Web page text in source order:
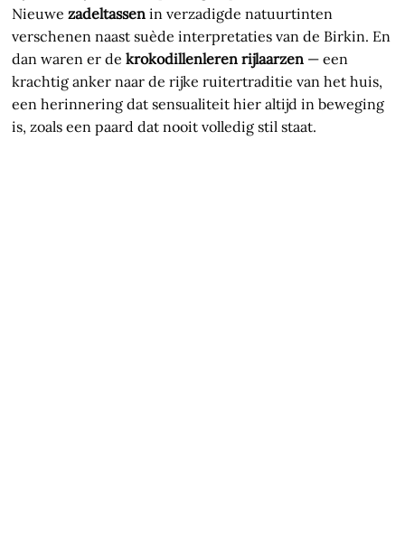
Nieuwezadeltassen in verzadigde natuurtinten
verschenen naast suède interpretaties van de Birkin. En
dan waren er dekrokodillenleren rijlaarzen — een
krachtig anker naar de rijke ruitertraditie van het huis,
een herinnering dat sensualiteit hier altijd in beweging
is, zoals een paard dat nooit volledig stil staat.